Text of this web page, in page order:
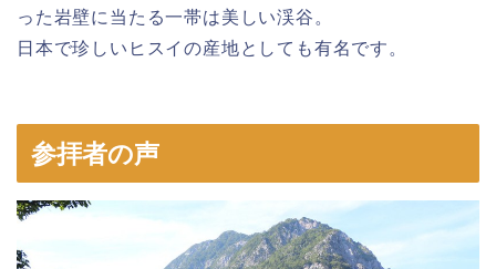
った岩壁に当たる一帯は美しい渓谷。
日本で珍しいヒスイの産地としても有名です。
参拝者の声